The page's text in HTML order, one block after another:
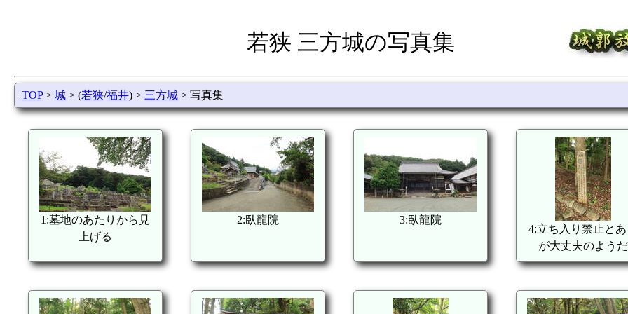
若狭 三方城の写真集
TOP> 城 > (若狭/福井) > 三方城 > 写真集
1:墓地のあたりから見
上げる
2:臥龍院 3:臥龍院
4:立ち入り禁止と
が大丈夫のようだ